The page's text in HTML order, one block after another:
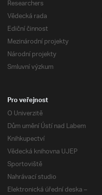
Researchers
Vědecká rada
Ediční činnost
Mezinárodní projekty
Národní projekty
Smluvní výzkum
Pro veřejnost
O Univerzitě
Dům umění Ústí nad Labem
Knihkupectví
Vědecká knihovna UJEP
Sportoviště
Nahrávací studio
Elektronická úřední deska –